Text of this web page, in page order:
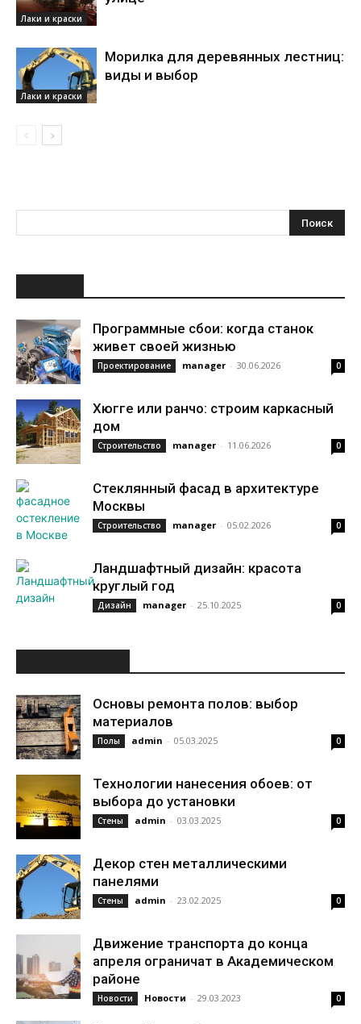
Лаки и краски
Лаки и краски
Морилка для деревянных лестниц:
виды и выбор
Программные сбои: когда станок
живет своей жизнью
Проектирование manager - 30.06.2026 0
Хюгге или ранчо: строим каркасный
дом
Строительство manager - 11.06.2026 0
Стеклянный фасад в архитектуре
Москвы
Строительство manager - 05.02.2026 0
Ландшафтный дизайн: красота
круглый год
Дизайн manager - 25.10.2025 0
Основы ремонта полов: выбор
материалов
Полы admin - 05.03.2025 0
Технологии нанесения обоев: от
выбора до установки
Стены admin - 03.03.2025 0
Декор стен металлическими
панелями
Стены admin - 23.02.2025 0
Движение транспорта до конца
апреля ограничат в Академическом
районе
Новости Новости - 29.03.2023 0